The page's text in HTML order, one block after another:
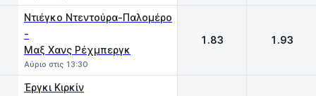
Ντιέγκο Ντεντούρα-Παλομέρο
-
Μαξ Χανς Ρέχμπεργκ
Αύριο στις 13:30
1.83 1.93
Έργκι Κιρκίν